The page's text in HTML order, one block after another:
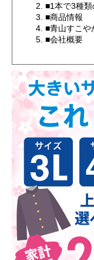
■1本で3種
■商品情報
■青山すこや
■会社概要